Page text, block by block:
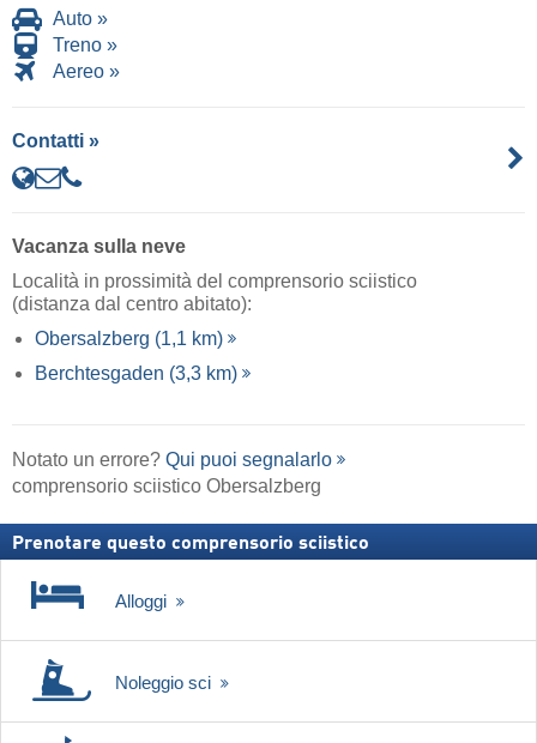
Auto »
Treno »
Aereo »
Contatti »
Vacanza sulla neve
Località in prossimità del comprensorio sciistico
(distanza dal centro abitato):
Obersalzberg (1,1 km)
Berchtesgaden (3,3 km)
Notato un errore? Qui puoi segnalarlo
comprensorio sciistico Obersalzberg
Prenotare questo comprensorio sciistico
Alloggi
Noleggio sci